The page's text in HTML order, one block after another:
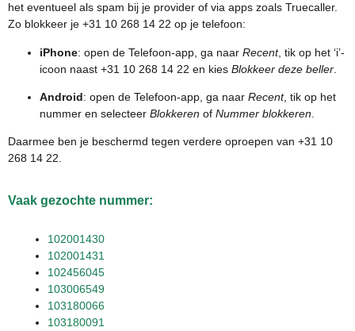
het eventueel als spam bij je provider of via apps zoals Truecaller.
Zo blokkeer je +31 10 268 14 22 op je telefoon:
iPhone: open de Telefoon-app, ga naar Recent, tik op het ‘i’-
icoon naast +31 10 268 14 22 en kies Blokkeer deze beller
Android: open de Telefoon-app, ga naar Recent, tik op het
nummer en selecteer Blokkeren of Nummer blokkeren
Daarmee ben je beschermd tegen verdere oproepen van +31 10
268 14 22.
Vaak gezochte nummer:
102001430
102001431
102456045
103006549
103180066
103180091